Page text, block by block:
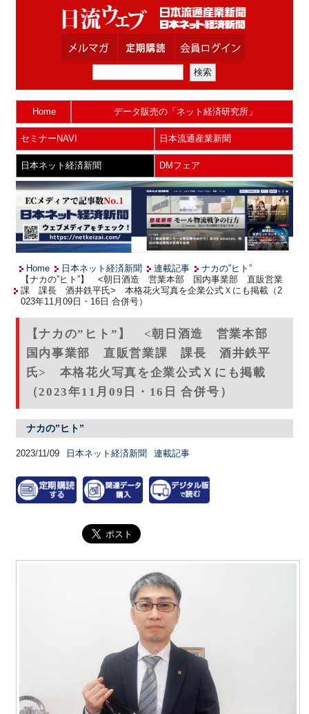
Home データ販売の「ネット経済研究所」
セミナーNAVI 日本流通産業新聞
日本ネット経済新聞 DMフェア
Home 日本ネット経済新聞 連載記事
ナカの”ヒト”
【ナカの”ヒト”】 <朝日酒造 営業本部 国内事業部 直販営業
課 課長 酒井鉄平氏> 本格花火写真を企業公式Ｘにも掲載（2
023年11月09日・16日 合併号）
【ナカの”ヒト”】 <朝日酒造 営業本部
国内事業部 直販営業課 課長 酒井鉄平
氏> 本格花火写真を企業公式Ｘにも掲載
（2023年11月09日・16日 合併号）
ナカの”ヒト”
2023/11/09 日本ネット経済新聞 連載記事